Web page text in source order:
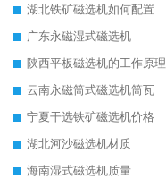
湖北铁矿磁选机如何配置
广东永磁湿式磁选机
陕西平板磁选机的工作原理
云南永磁筒式磁选机筒瓦
宁夏干选铁矿磁选机价格
湖北河沙磁选机材质
海南湿式磁选机质量